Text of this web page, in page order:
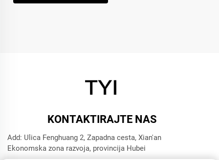
KONTAKTIRAJTE NAS
Add: Ulica Fenghuang 2, Zapadna cesta, Xian'an
Ekonomska zona razvoja, provincija Hubei